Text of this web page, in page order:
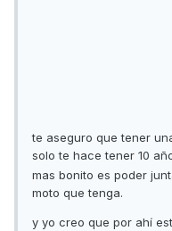
te aseguro que tener
solo te hace tener 10
mas bonito es poder
moto que tenga.
y yo creo que por ahí